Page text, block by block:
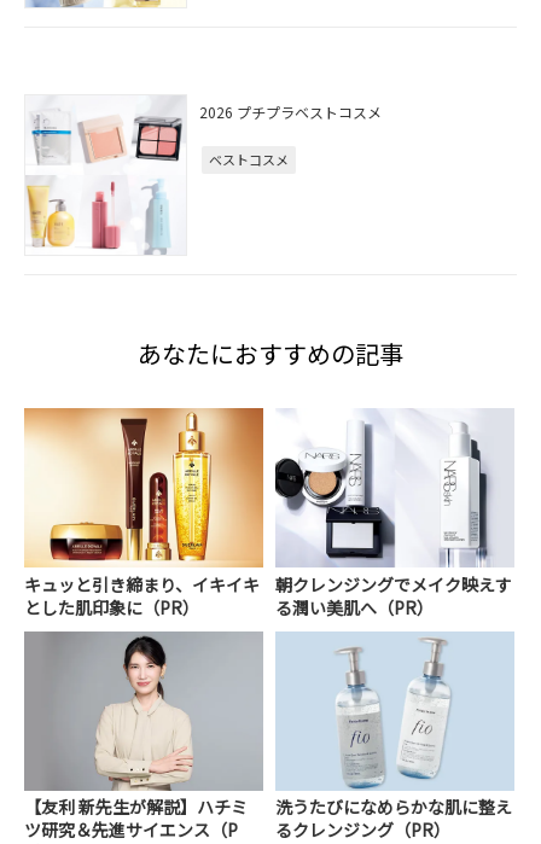
2026 プチプラベストコスメ
ベストコスメ
あなたにおすすめの記事
キュッと引き締まり、イキイキ
とした肌印象に（PR）
朝クレンジングでメイク映えす
る潤い美肌へ（PR）
【友利 新先生が解説】ハチミ
ツ研究＆先進サイエンス（P
洗うたびになめらかな肌に整え
るクレンジング（PR）